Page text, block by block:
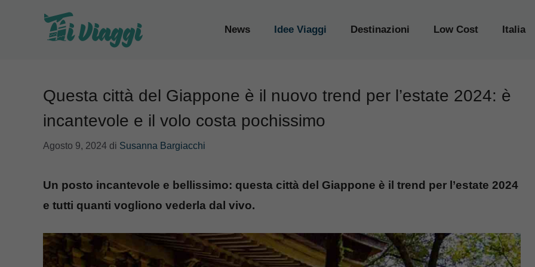
News Idee Viaggi Destinazioni Low Cost Italia
Questa città del Giappone è il nuovo trend per l’estate 2024: è
incantevole e il volo costa pochissimo
Agosto 9, 2024 di Susanna Bargiacchi
Un posto incantevole e bellissimo: questa città del Giappone è il trend per l’estate 2024
e tutti quanti vogliono vederla dal vivo.